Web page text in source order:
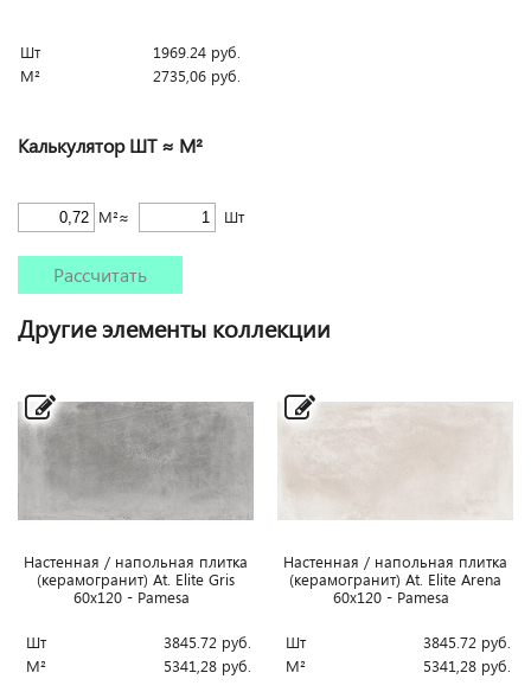
Шт 1969.24 руб.
М²
2735,06 руб.
Калькулятор ШТ ≈ М²
М²≈ Шт
Рассчитать
Другие элементы коллекции
Настенная / напольная плитка
(керамогранит) At. Elite Gris
60x120 - Pamesa
Шт 3845.72 руб.
М²
5341,28 руб.
Настенная / напольная плитка
(керамогранит) At. Elite Arena
60x120 - Pamesa
Шт 3845.72 руб.
М²
5341,28 руб.